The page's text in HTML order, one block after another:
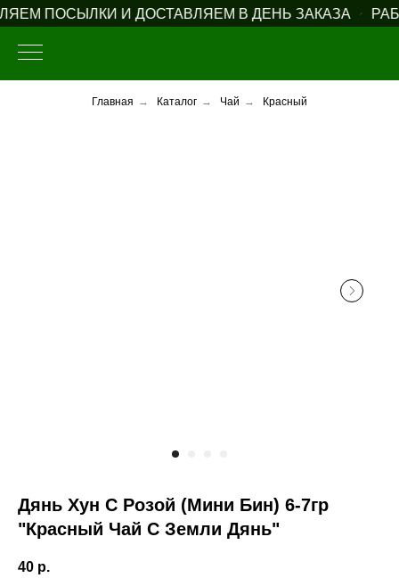
ПОСЫЛКИ И ДОСТАВЛЯЕМ В ДЕНЬ ЗАКАЗА
Главная → Каталог → Чай → Красный
Дянь Хун С Розой (Мини Бин) 6-7гр
"Красный Чай С Земли Дянь"
40 р.